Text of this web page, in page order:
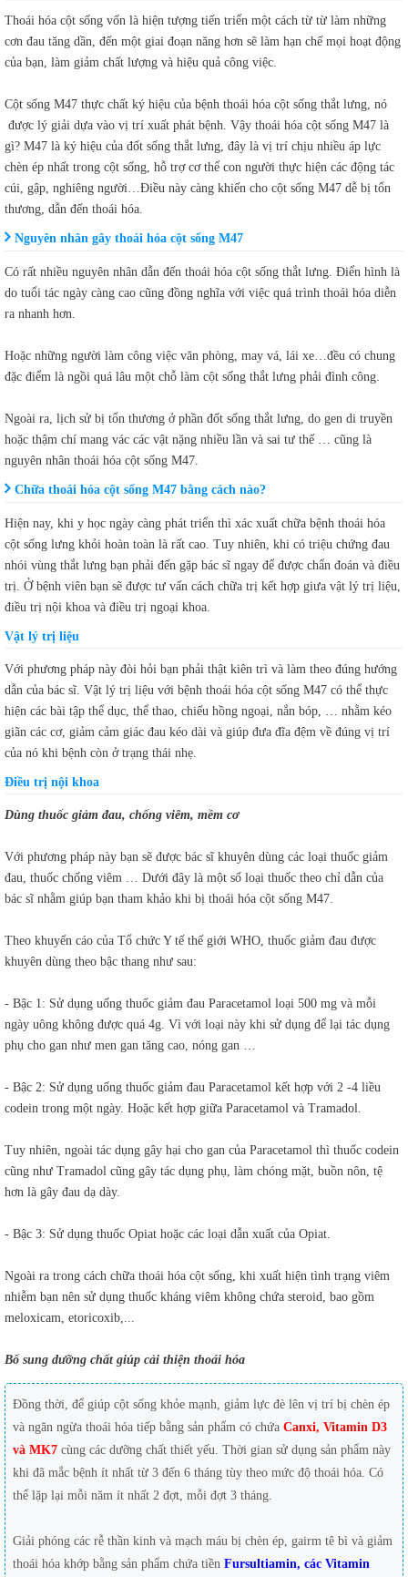
Thoái hóa cột sống vốn là hiện tượng tiến triển một cách từ từ làm những
cơn đau tăng dần, đến một giai đoạn năng hơn sẽ làm hạn chế mọi hoạt động
của bạn, làm giảm chất lượng và hiệu quả công việc.
Cột sống M47 thực chất ký hiệu của bệnh thoái hóa cột sống thắt lưng, nó
được lý giải dựa vào vị trí xuất phát bệnh. Vậy thoái hóa cột sống M47 là
gì? M47 là ký hiệu của đốt sống thắt lưng, đây là vị trí chịu nhiều áp lực
chèn ép nhất trong cột sống, hỗ trợ cơ thể con người thực hiện các động tác
cúi, gập, nghiêng người…Điều này càng khiến cho cột sống M47 dễ bị tổn
thương, dẫn đến thoái hóa.
Nguyên nhân gây thoái hóa cột sống M47
Có rất nhiều nguyên nhân dẫn đến thoái hóa cột sống thắt lưng. Điển hình là
do tuổi tác ngày càng cao cũng đồng nghĩa với việc quá trình thoái hóa diễn
ra nhanh hơn.
Hoặc những người làm công việc văn phòng, may vá, lái xe…đều có chung
đặc điểm là ngồi quá lâu một chỗ làm cột sống thắt lưng phải đình công.
Ngoài ra, lịch sử bị tổn thương ở phần đốt sống thắt lưng, do gen di truyền
hoặc thậm chí mang vác các vật nặng nhiều lần và sai tư thế … cũng là
nguyên nhân thoái hóa cột sống M47.
Chữa thoái hóa cột sống M47 bằng cách nào?
Hiện nay, khi y học ngày càng phát triển thì xác xuất chữa bệnh thoái hóa
cột sống lưng khỏi hoàn toàn là rất cao. Tuy nhiên, khi có triệu chứng đau
nhói vùng thắt lưng bạn phải đến gặp bác sĩ ngay để được chẩn đoán và điều
trị. Ở bệnh viên bạn sẽ được tư vấn cách chữa trị kết hợp giưa vật lý trị liệu,
điều trị nội khoa và điều trị ngoại khoa.
Vật lý trị liệu
Với phương pháp này đòi hỏi bạn phải thật kiên trì và làm theo đúng hướng
dẫn của bác sĩ. Vật lý trị liệu với bệnh thoái hóa cột sống M47 có thể thực
hiện các bài tập thể dục, thể thao, chiếu hồng ngoại, nắn bóp, … nhằm kéo
giãn các cơ, giảm cảm giác đau kéo dài và giúp đưa đĩa đệm về đúng vị trí
của nó khi bệnh còn ở trạng thái nhẹ.
Điều trị nội khoa
Dùng thuốc giảm đau, chống viêm, mềm cơ
Với phương pháp này bạn sẽ được bác sĩ khuyên dùng các loại thuốc giảm
đau, thuốc chống viêm … Dưới đây là một số loại thuốc theo chỉ dẫn của
bác sĩ nhằm giúp bạn tham khảo khi bị thoái hóa cột sống M47.
Theo khuyến cáo của Tổ chức Y tế thế giới WHO, thuốc giảm đau được
khuyên dùng theo bậc thang như sau:
- Bậc 1: Sử dụng uống thuốc giảm đau Paracetamol loại 500 mg và mỗi
ngày uông không được quá 4g. Vì với loại này khi sử dụng để lại tác dụng
phụ cho gan như men gan tăng cao, nóng gan …
- Bậc 2: Sử dụng uống thuốc giảm đau Paracetamol kết hợp với 2 -4 liều
codein trong một ngày. Hoặc kết hợp giữa Paracetamol và Tramadol.
Tuy nhiên, ngoài tác dụng gây hại cho gan của Paracetamol thì thuốc codein
cũng như Tramadol cũng gây tác dụng phụ, làm chóng mặt, buồn nôn, tệ
hơn là gây đau dạ dày.
- Bậc 3: Sử dụng thuốc Opiat hoặc các loại dẫn xuất của Opiat.
Ngoài ra trong cách chữa thoái hóa cột sống, khi xuất hiện tình trạng viêm
nhiễm bạn nên sử dụng thuốc kháng viêm không chứa steroid, bao gồm
meloxicam, etoricoxib,...
Bổ sung dưỡng chất giúp cải thiện thoái hóa
Đồng thời, để giúp cột sống khỏe mạnh, giảm lực đè lên vị trí bị chèn ép
và ngăn ngừa thoái hóa tiếp bằng sản phẩm có chứa Canxi, Vitamin D3
và MK7 cùng các dưỡng chất thiết yếu. Thời gian sử dụng sản phẩm này
khi đã mắc bệnh ít nhất từ 3 đến 6 tháng tùy theo mức độ thoái hóa. Có
thể lặp lại mỗi năm ít nhất 2 đợt, mỗi đợt 3 tháng.
Giải phóng các rễ thần kinh và mạch máu bị chèn ép, gairm tê bì và giảm
thoái hóa khớp bằng sản phẩm chứa tiền Fursultiamin, các Vitamin